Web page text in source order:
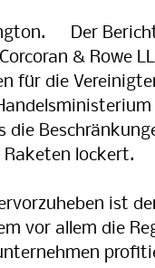
Der
& Rowe
für die
die
Ra­ke­ten lockert.
ist
vor allem die